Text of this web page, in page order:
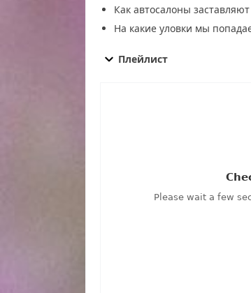
Как автосалоны
На какие уловки мы
смотреть онлайн,
Плейлист